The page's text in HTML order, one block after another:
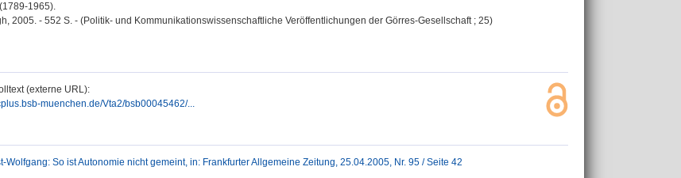
1965).
2005. - 552 S. - (Politik- und Kommunikationswissenschaftliche Veröffentlichungen der Görres-Gesellschaft ; 25)
(externe URL):
muenchen.de/Vta2/bsb00045462/...
Wolfgang: So ist Autonomie nicht gemeint, in: Frankfurter Allgemeine Zeitung, 25.04.2005, Nr. 95 / Seite 42